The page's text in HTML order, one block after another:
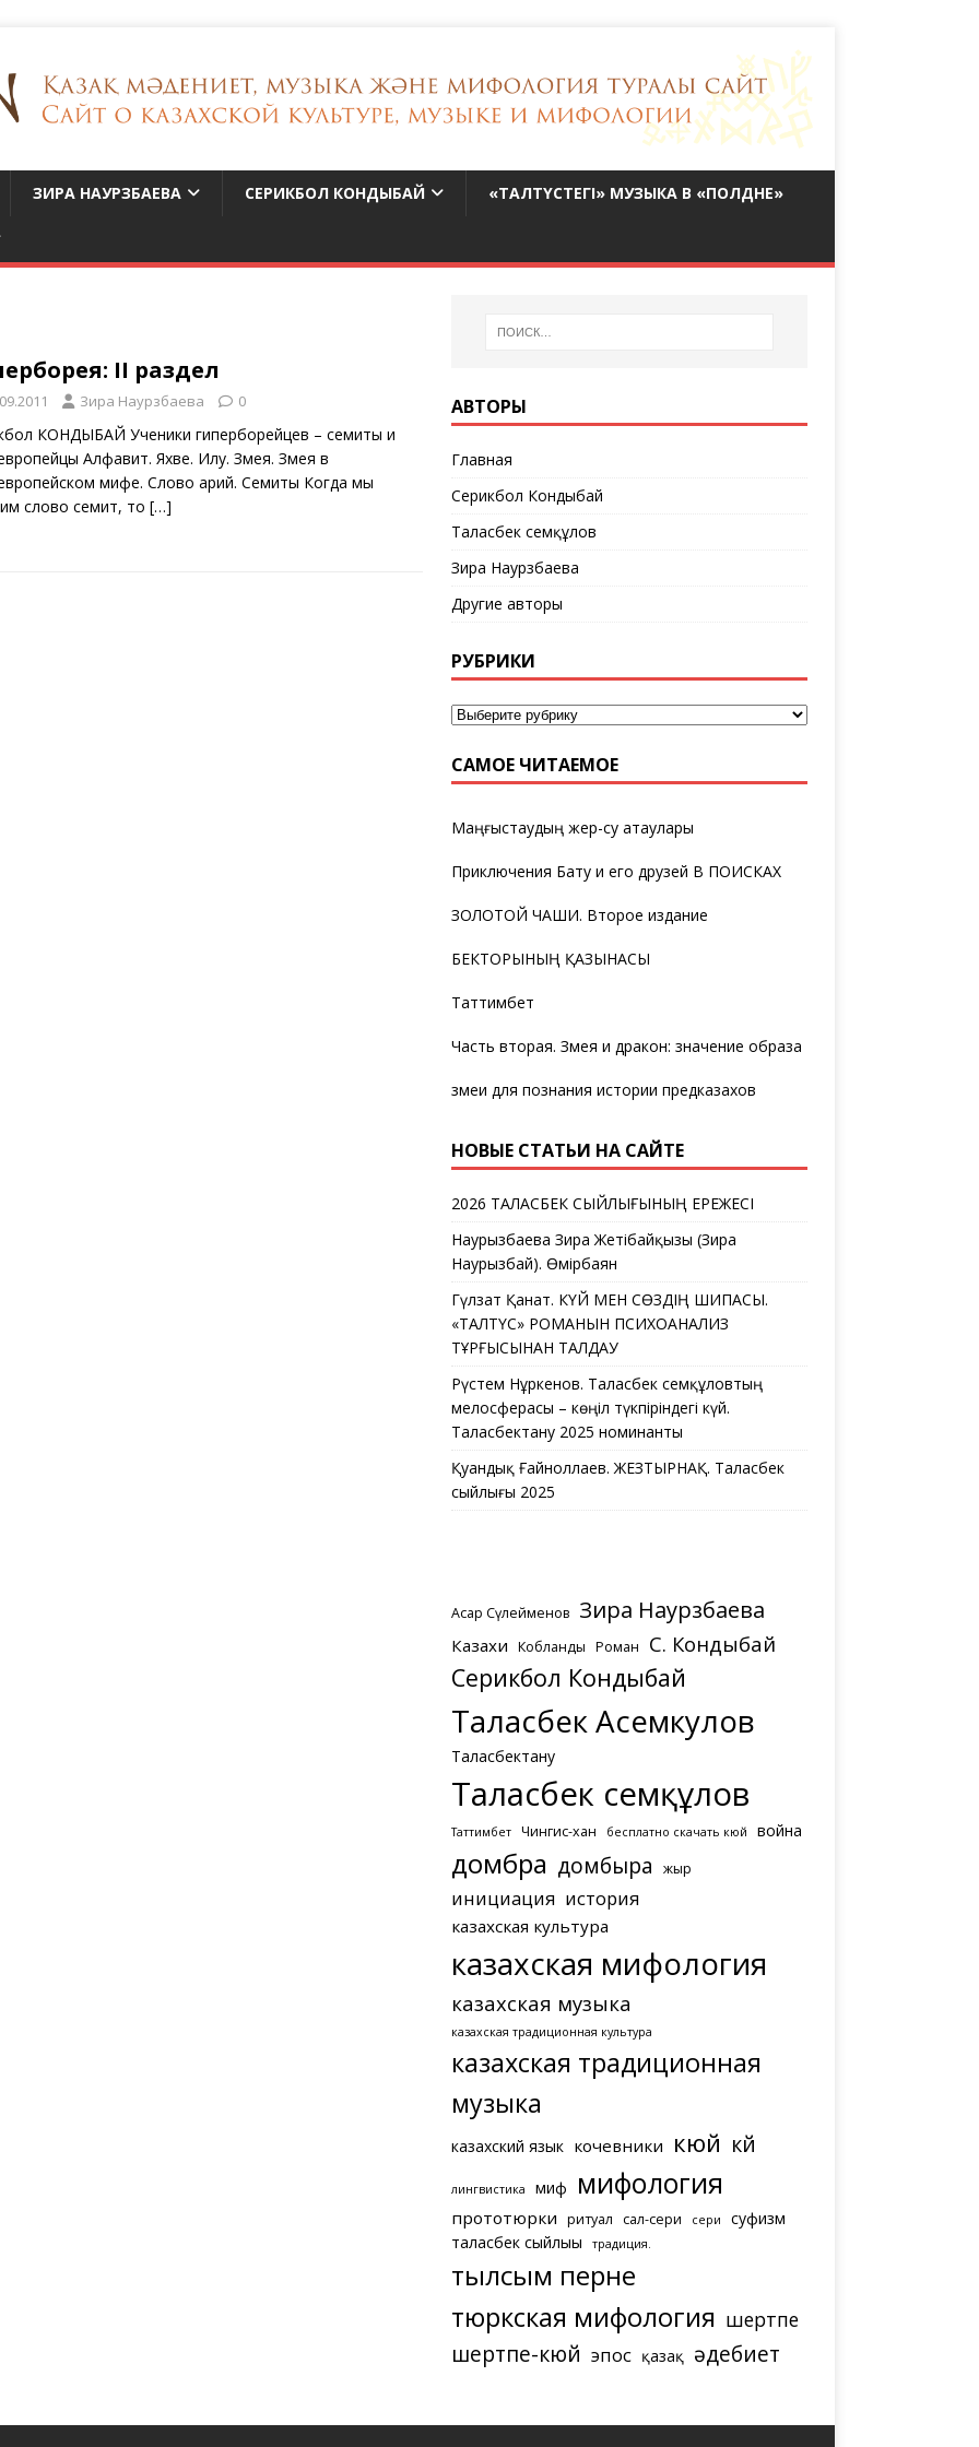
ЗИРА НАУРЗБАЕВА СЕРИКБОЛ КОНДЫБАЙ «ТАЛТҮСТЕГІ» МУЗЫКА В «ПОЛДНЕ»
ҮІІ раздел
Зира Наурзбаева 0
КОНДЫБАЙ Ученики гиперборейцев – семиты и
Алфавит. Яхве. Илу. Змея. Змея в
мифе. Слово арий. Семиты Когда мы
слово семит, то […]
АВТОРЫ
Главная
Серикбол Кондыбай
Таласбек Әсемқұлов
Зира Наурзбаева
Другие авторы
РУБРИКИ
САМОЕ ЧИТАЕМОЕ
Маңғыстаудың жер-су атаулары
Приключения Бату и его друзей В ПОИСКАХ
ЗОЛОТОЙ ЧАШИ. Второе издание
БЕКТОРЫНЫҢ ҚАЗЫНАСЫ
Таттимбет
Часть вторая. Змея и дракон: значение образа
змеи для познания истории предказахов
НОВЫЕ СТАТЬИ НА САЙТЕ
2026 ТАЛАСБЕК СЫЙЛЫҒЫНЫҢ ЕРЕЖЕСІ
Наурызбаева Зира Жетібайқызы (Зира
Наурызбай). Өмірбаян
Гүлзат Қанат. КҮЙ МЕН СӨЗДІҢ ШИПАСЫ.
«ТАЛТҮС» РОМАНЫН ПСИХОАНАЛИЗ
ТҰРҒЫСЫНАН ТАЛДАУ
Рүстем Нұркенов. Таласбек Әсемқұловтың
мелосферасы – көңіл түкпіріндегі күй.
Таласбектану 2025 номинанты
Қуандық Ғайноллаев. ЖЕЗТЫРНАҚ. Таласбек
сыйлығы 2025
Асқар Сүлейменов Зира Наурзбаева
Казахи Кобланды Роман С. Кондыбай
Серикбол Кондыбай
Таласбек Асемкулов
Таласбектану
Таласбек Әсемқұлов
Таттимбет Чингис-хан бесплатно скачать кюй война
домбра домбыра жыр
инициация история
казахская культура
казахская мифология
казахская музыка
казахская традиционная культура
казахская традиционная
музыка
казахский язык кочевники кюй күй
лингвистика миф мифология
прототюрки ритуал сал-сери сери
суфизм
таласбек сыйлығы
традиция.
тылсым перне
тюркская мифология шертпе
шертпе-кюй эпос қазақ әдебиет